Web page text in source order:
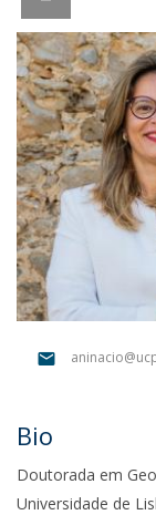
Bio
Doutorada em
Universidade de